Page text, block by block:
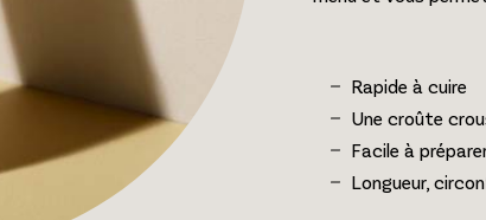
Rapide à cuire
Une croûte
Facile à
Longueur,